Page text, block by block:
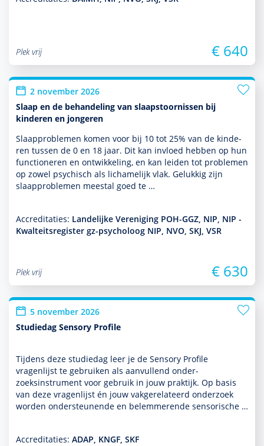
Plek vrij € 640
2 november 2026
Slaap en de behandeling van slaapstoornissen bij
kinderen en jongeren
Slaappro­ble­men komen voor bij 10 tot 25% van de kin­de­
ren tussen de 0 en 18 jaar. Dit kan invloed hebben op hun
functio­neren en ont­wikke­ling, en kan leiden tot pro­ble­men
op zowel psychisch als lichamelijk vlak. Gelukkig zijn
slaappro­ble­men meestal goed te …
Accreditaties: Landelijke Vereniging POH-GGZ, NIP, NIP -
Kwalteitsregister gz-psycholoog NIP, NVO, SKJ, VSR
Plek vrij € 630
5 november 2026
Studiedag Sensory Profile
Tijdens deze studiedag leer je de Sensory Profile
vragenlijst te gebruiken als aan­vullend onder­
zoeksinstrument voor gebruik in jouw prak­tijk. Op basis
van deze vragenlijst én jouw vakgerelateerd onder­zoek
worden onder­steunende en belemmerende sensorische …
Accreditaties: ADAP, KNGF, SKF